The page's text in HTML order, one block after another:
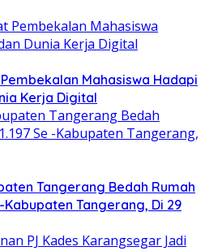
Mahasiswa Hadapi
Kerja Digital
Tangerang Bedah Rumah
-Kabupaten Tangerang, Di 29